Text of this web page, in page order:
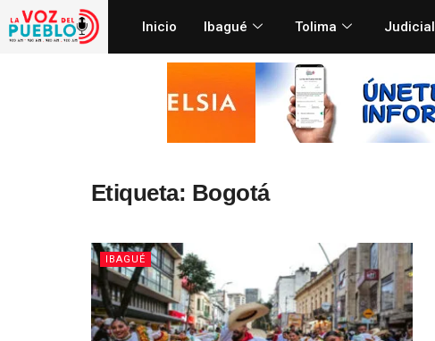
Inicio Ibagué Tolima Judicial
Etiqueta: Bogotá
IBAGUÉ